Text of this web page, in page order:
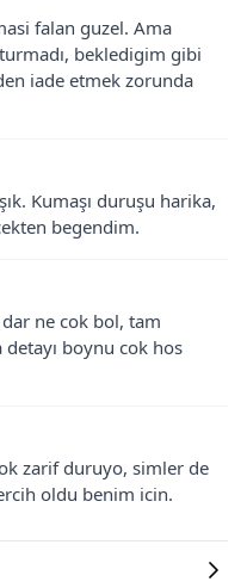
falan guzel. Ama
bekledigim gibi
iade etmek zorunda
Kumaşı duruşu harika,
begendim.
ne cok bol, tam
boynu cok hos
zarif duruyo, simler de
oldu benim icin.